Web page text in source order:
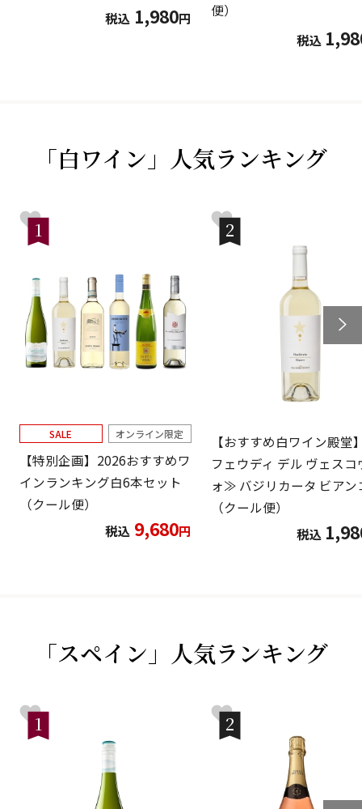
税込 1,980円
便）
税込
「白ワイン」人気ランキング
1
SALE オンライン限定
【特別企画】2026おすすめワ
インランキング白6本セット
（クール便）
税込 9,680円
2
【おすすめ白ワイン殿
フェウディ デル ヴェスコ
ォ≫ バジリカータ ビアン
（クール便）
税込
「スペイン」人気ランキング
1 2